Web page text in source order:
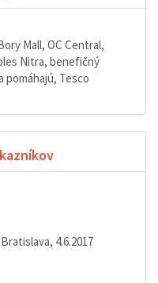
Mall, OC Central,
Nitra, benefičný
pomáhajú, Tesco
4.6.2017